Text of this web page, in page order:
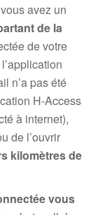
avez un
de la
de votre
n’a pas été
H-Access
à internet),
de l’ouvrir
kilomètres de
vous